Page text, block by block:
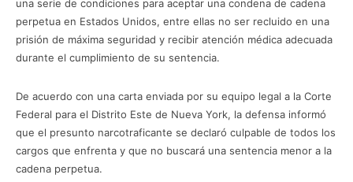
una serie de condiciones para aceptar una condena de cadena
perpetua en Estados Unidos, entre ellas no ser recluido en una
prisión de máxima seguridad y recibir atención médica adecuada
durante el cumplimiento de su sentencia.
De acuerdo con una carta enviada por su equipo legal a la Corte
Federal para el Distrito Este de Nueva York, la defensa informó
que el presunto narcotraficante se declaró culpable de todos los
cargos que enfrenta y que no buscará una sentencia menor a la
cadena perpetua.